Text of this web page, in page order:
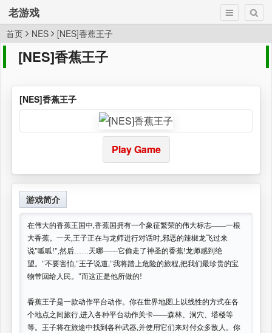
老游戏
首页 NES [NES]香蕉王子
[NES]香蕉王子
[NES]香蕉王子
Play Game
游戏简介
在伟大的香蕉王国中,香蕉国拥有一个象征繁荣的伟大标志——一根
大香蕉。一天,王子正在与龙师进行对话时,邪恶的辣椒龙飞过来
说"呱呱!",然后……天哪——它偷走了神圣的香蕉!龙师感到绝
望。"不要害怕,"王子说道,"我将踏上危险的旅程,把我们最珍贵的宝
物带回给人民。"而这正是他所做的!
香蕉王子是一款动作平台动作。你在世界地图上以线性的方式在各
个地点之间旅行,进入各种平台动作关卡——森林、洞穴、塔楼等
等。王子将在旅途中找到各种武器,并使用它们来对付众多敌人。你